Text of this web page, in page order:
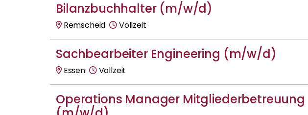
Bilanzbuchhalter (m/w/d)
Remscheid Vollzeit
Sachbearbeiter Engineering (m/w/d)
Essen Vollzeit
Operations Manager Mitgliederbetreuung